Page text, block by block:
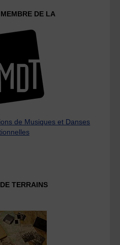
DE LA
de Musiques et Danses
TERRAINS